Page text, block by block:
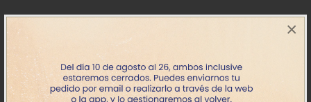
×
2 canastas baloncesto deluxe
monot. fijas (sin tab./aro)
+7 días